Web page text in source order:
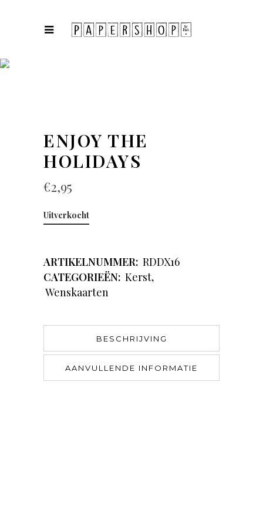
ENJOY THE
HOLIDAYS
€2,95
Uitverkocht
ARTIKELNUMMER: RDDX16
CATEGORIEËN: Kerst,
Wenskaarten
BESCHRIJVING
AANVULLENDE INFORMATIE